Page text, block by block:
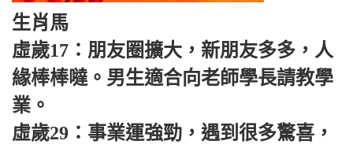
生肖馬
虛歲17：朋友圈擴大，新朋友多多，人
緣棒棒噠。男生適合向老師學長請教學
業。
虛歲29：事業運強勁，遇到很多驚喜，